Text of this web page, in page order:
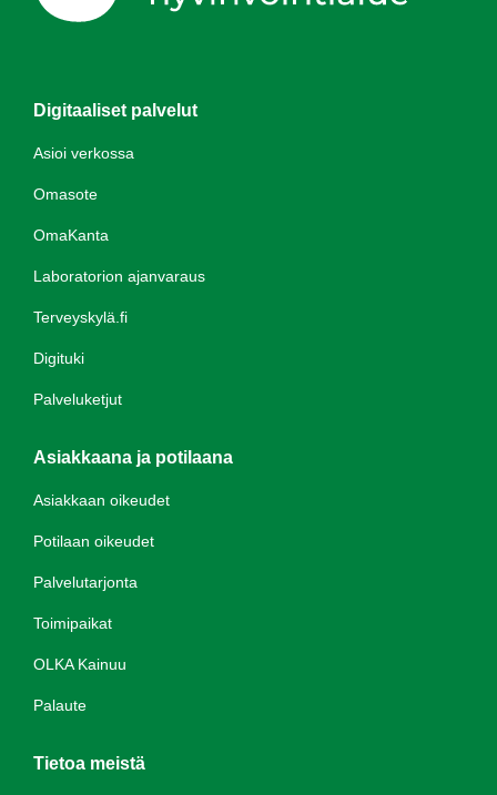
Digitaaliset palvelut
Asioi verkossa
Omasote
OmaKanta
Laboratorion ajanvaraus
Terveyskylä.fi
Digituki
Palveluketjut
Asiakkaana ja potilaana
Asiakkaan oikeudet
Potilaan oikeudet
Palvelutarjonta
Toimipaikat
OLKA Kainuu
Palaute
Tietoa meistä